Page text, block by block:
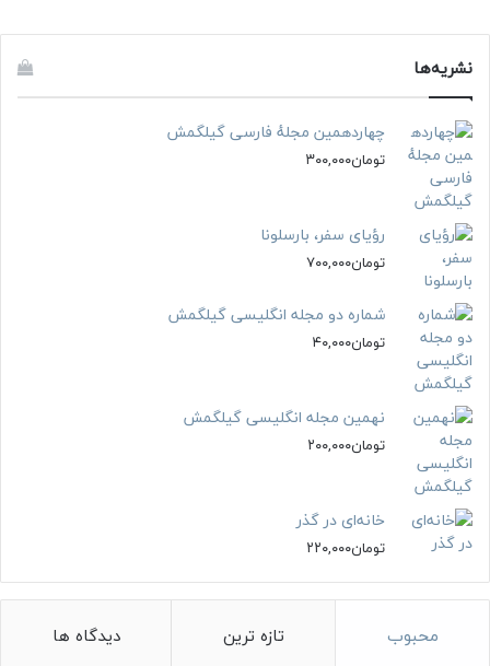
نشریه‌ها
چهاردهمین مجلهٔ فارسی گیلگمش
تومان۳۰۰,۰۰۰
رؤیای سفر، بارسلونا
تومان۷۰۰,۰۰۰
شماره دو مجله انگلیسی گیلگمش
تومان۴۰,۰۰۰
نهمین مجله انگلیسی گیلگمش
تومان۲۰۰,۰۰۰
خانه‌ای در گذر
تومان۲۲۰,۰۰۰
محبوب تازه ترین دیدگاه ها